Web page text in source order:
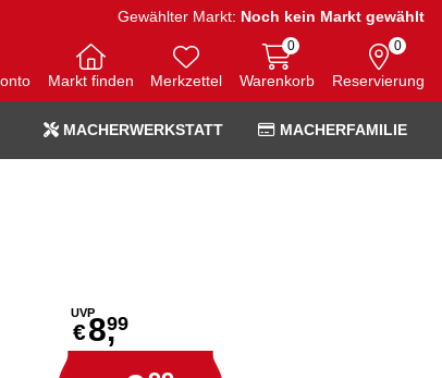
Gewählter Markt: Noch kein Markt gewählt
Markt finden Merkzettel Warenkorb
0
Reservierung
0
MACHERWERKSTATT MACHERFAMILIE
UVP
€8,99